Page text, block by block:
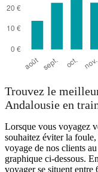
Trouvez le
Andalousie en
Lorsque vous voyagez
souhaitez éviter la
voyage de nos clients
graphique ci-dessous.
voyager se situent